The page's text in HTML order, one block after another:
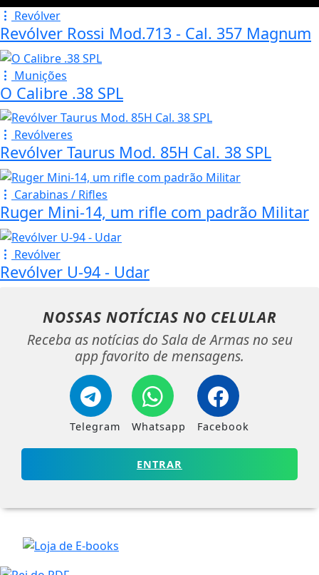
Revólver
Revólver Rossi Mod.713 - Cal. 357 Magnum
Munições
O Calibre .38 SPL
Revólveres
Revólver Taurus Mod. 85H Cal. 38 SPL
Carabinas / Rifles
Ruger Mini-14, um rifle com padrão Militar
Revólver
Revólver U-94 - Udar
NOSSAS NOTÍCIAS NO CELULAR
Receba as notícias do Sala de Armas no seu
app favorito de mensagens.
Telegram Whatsapp Facebook
ENTRAR